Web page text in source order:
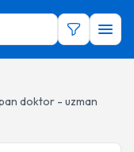
doktor - uzman